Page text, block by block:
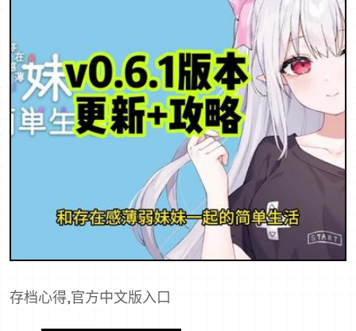
存档心得,官方中文版入口